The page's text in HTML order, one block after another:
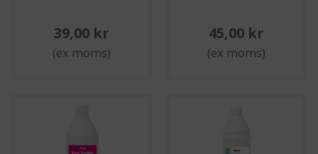
39,00 kr
(ex moms)
45,00 kr
(ex moms)